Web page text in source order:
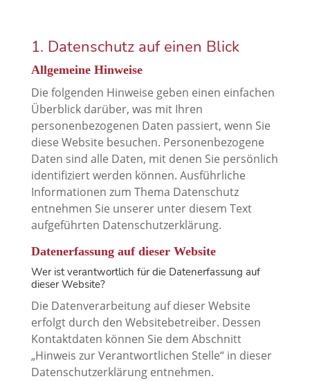
1. Datenschutz auf einen Blick
Allgemeine Hinweise
Die folgenden Hinweise geben einen einfachen
Überblick darüber, was mit Ihren
personenbezogenen Daten passiert, wenn Sie
diese Website besuchen. Personenbezogene
Daten sind alle Daten, mit denen Sie persönlich
identifiziert werden können. Ausführliche
Informationen zum Thema Datenschutz
entnehmen Sie unserer unter diesem Text
aufgeführten Datenschutzerklärung.
Datenerfassung auf dieser Website
Wer ist verantwortlich für die Datenerfassung auf
dieser Website?
Die Datenverarbeitung auf dieser Website
erfolgt durch den Websitebetreiber. Dessen
Kontaktdaten können Sie dem Abschnitt
„Hinweis zur Verantwortlichen Stelle“ in dieser
Datenschutzerklärung entnehmen.